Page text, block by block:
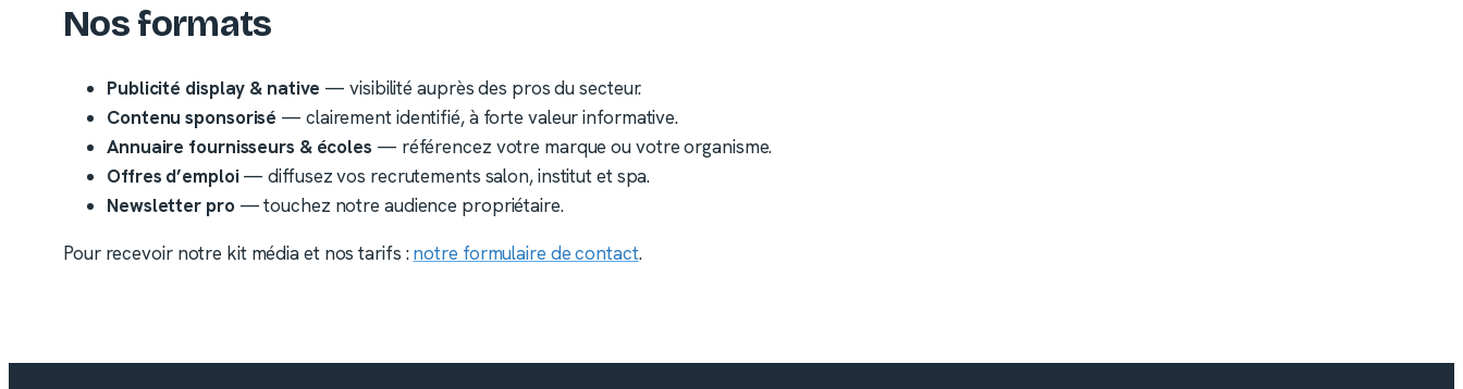
Nos formats
Publicité display & native — visibilité auprès des pros du secteur.
Contenu sponsorisé — clairement identifié, à forte valeur informative.
Annuaire fournisseurs & écoles — référencez votre marque ou votre organisme.
Offres d’emploi— diffusez vos recrutements salon, institut et spa.
Newsletter pro — touchez notre audience propriétaire.
Pour recevoir notre kit média et nos tarifs :notre formulaire de contact.